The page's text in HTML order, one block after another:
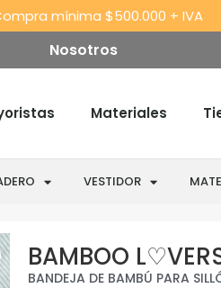
mínima $500.000 + IVA
Nosotros
Materiales
VESTIDOR
BAMBOO
BANDEJA DE BAMBÚ PARA